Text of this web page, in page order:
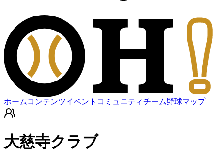
ホーム コンテンツイベント コミュニティチーム野球マップ
大慈寺クラブ